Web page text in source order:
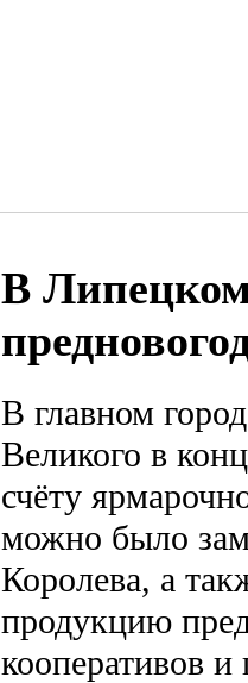
В
В главном
Великого в
счёту
можно было
Королева, а
продукцию
кооперативов и